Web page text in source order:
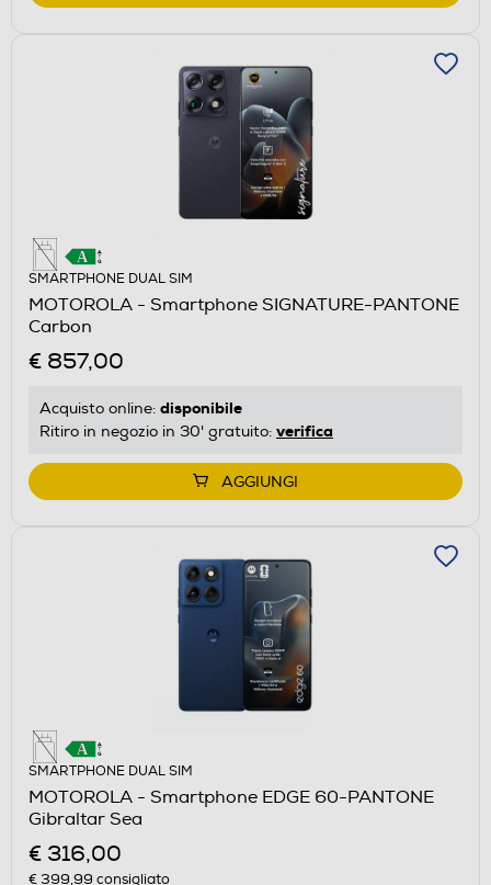
SMARTPHONE DUAL SIM
MOTOROLA - Smartphone SIGNATURE-PANTONE
Carbon
€ 857,00
Acquisto online: disponibile
Ritiro in negozio in 30' gratuito: verifica
AGGIUNGI
SMARTPHONE DUAL SIM
MOTOROLA - Smartphone EDGE 60-PANTONE
Gibraltar Sea
€ 316,00
€ 399,99 consigliato